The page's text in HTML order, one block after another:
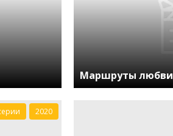
Маршруты любви
2020